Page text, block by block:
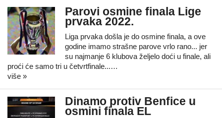
Parovi osmine finala Lige
prvaka 2022.
Liga prvaka došla je do osmine finala, a ove
godine imamo strašne parove vrlo rano... jer
su najmanje 6 klubova željelo doći u finale, ali
proći će samo tri u četvrtfinale...…
više »
Dinamo protiv Benfice u
osmini finala EL